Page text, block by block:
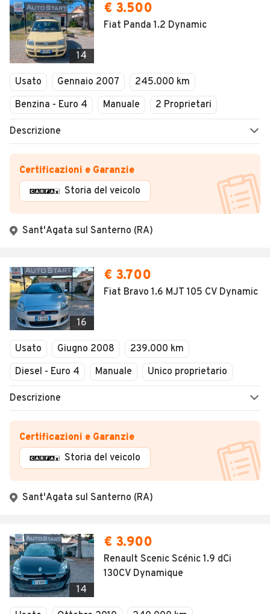
14
€ 3.500
Fiat Panda 1.2 Dynamic
Usato Gennaio 2007
245.000 km
Benzina - Euro 4
Manuale 2 Proprietari
Descrizione
Certificazioni e Garanzie
Storia del veicolo
Sant'Agata sul Santerno (RA)
16
€ 3.700
Fiat Bravo 1.6 MJT 105 CV Dynamic
Usato Giugno 2008
239.000 km
Diesel - Euro 4
Manuale Unico proprietario
Descrizione
Certificazioni e Garanzie
Storia del veicolo
Sant'Agata sul Santerno (RA)
14
€ 3.900
Renault Scenic Scénic 1.9 dCi
130CV Dynamique